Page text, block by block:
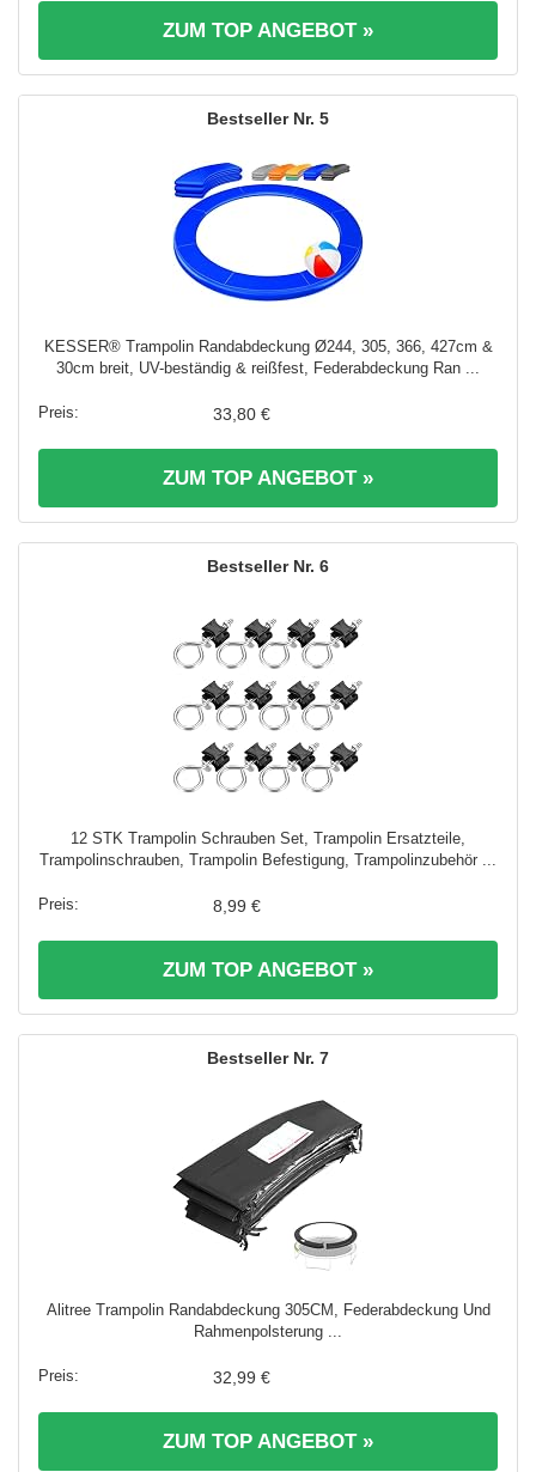
ZUM TOP ANGEBOT »
5
KESSER® Trampolin Randabdeckung Ø244, 305, 366, 427cm &
30cm breit, UV-beständig & reißfest, Federabdeckung Ran ...
33,80 €
ZUM TOP ANGEBOT »
6
12 STK Trampolin Schrauben Set, Trampolin Ersatzteile,
Trampolinschrauben, Trampolin Befestigung, Trampolinzubehör ...
8,99 €
ZUM TOP ANGEBOT »
7
Alitree Trampolin Randabdeckung 305CM, Federabdeckung Und
Rahmenpolsterung ...
32,99 €
ZUM TOP ANGEBOT »